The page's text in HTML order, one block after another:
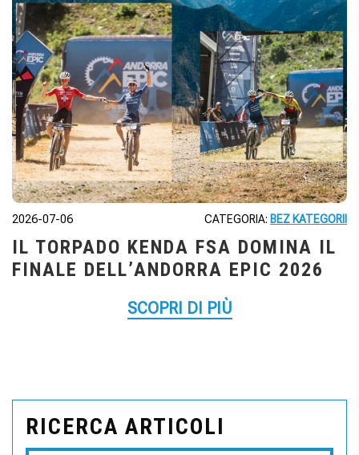
2026-07-06 CATEGORIA: BEZ KATEGORII
IL TORPADO KENDA FSA DOMINA IL
FINALE DELL’ANDORRA EPIC 2026
SCOPRI DI PIÙ
RICERCA ARTICOLI